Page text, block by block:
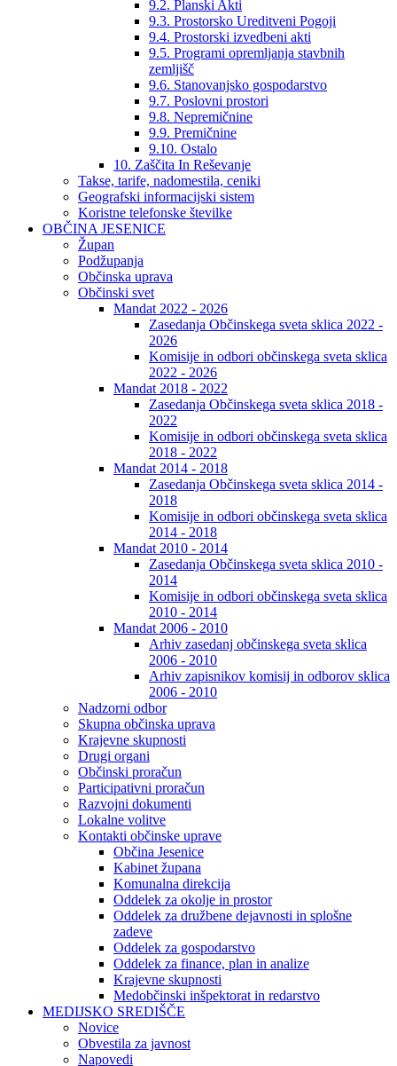
9.2. Planski Akti
9.3. Prostorsko Ureditveni Pogoji
9.4. Prostorski izvedbeni akti
9.5. Programi opremljanja stavbnih
zemljišč
9.6. Stanovanjsko gospodarstvo
9.7. Poslovni prostori
9.8. Nepremičnine
9.9. Premičnine
9.10. Ostalo
10. Zaščita In Reševanje
Takse, tarife, nadomestila, ceniki
Geografski informacijski sistem
Koristne telefonske številke
OBČINA JESENICE
Župan
Podžupanja
Občinska uprava
Občinski svet
Mandat 2022 - 2026
Zasedanja Občinskega sveta sklica 2022 -
2026
Komisije in odbori občinskega sveta sklica
2022 - 2026
Mandat 2018 - 2022
Zasedanja Občinskega sveta sklica 2018 -
2022
Komisije in odbori občinskega sveta sklica
2018 - 2022
Mandat 2014 - 2018
Zasedanja Občinskega sveta sklica 2014 -
2018
Komisije in odbori občinskega sveta sklica
2014 - 2018
Mandat 2010 - 2014
Zasedanja Občinskega sveta sklica 2010 -
2014
Komisije in odbori občinskega sveta sklica
2010 - 2014
Mandat 2006 - 2010
Arhiv zasedanj občinskega sveta sklica
2006 - 2010
Arhiv zapisnikov komisij in odborov sklica
2006 - 2010
Nadzorni odbor
Skupna občinska uprava
Krajevne skupnosti
Drugi organi
Občinski proračun
Participativni proračun
Razvojni dokumenti
Lokalne volitve
Kontakti občinske uprave
Občina Jesenice
Kabinet župana
Komunalna direkcija
Oddelek za okolje in prostor
Oddelek za družbene dejavnosti in splošne
zadeve
Oddelek za gospodarstvo
Oddelek za finance, plan in analize
Krajevne skupnosti
Medobčinski inšpektorat in redarstvo
MEDIJSKO SREDIŠČE
Novice
Obvestila za javnost
Napovedi